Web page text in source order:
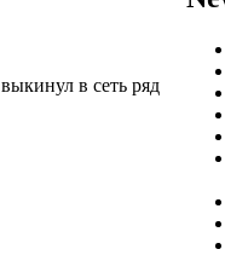
в сеть ряд